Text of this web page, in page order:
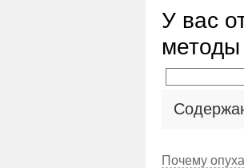
У вас
Почему